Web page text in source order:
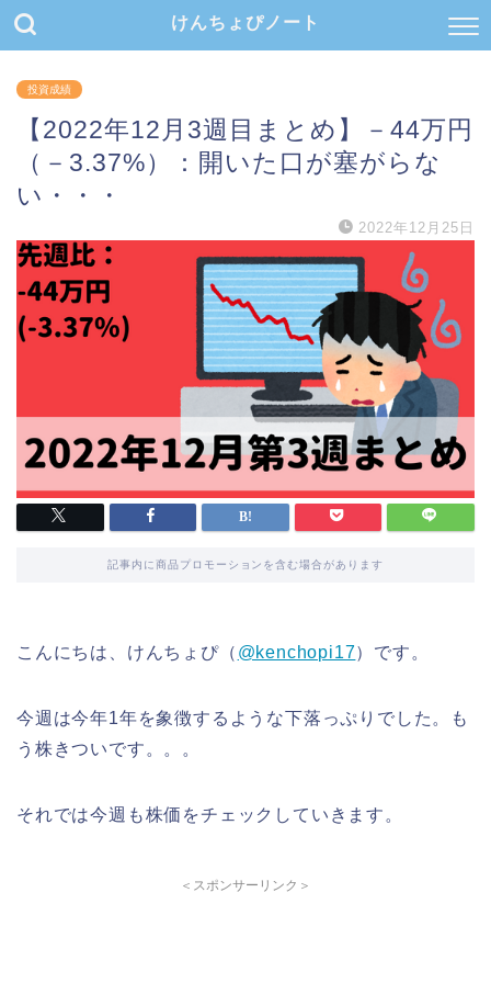
けんちょぴノート
投資成績
【2022年12月3週目まとめ】－44万円
（－3.37%）：開いた口が塞がらな
い・・・
2022年12月25日
記事内に商品プロモーションを含む場合があります
こんにちは、けんちょぴ（ @kenchopi17）です。
今週は今年1年を象徴するような下落っぷりでした。も
う株きついです。。。
それでは今週も株価をチェックしていきます。
＜スポンサーリンク＞